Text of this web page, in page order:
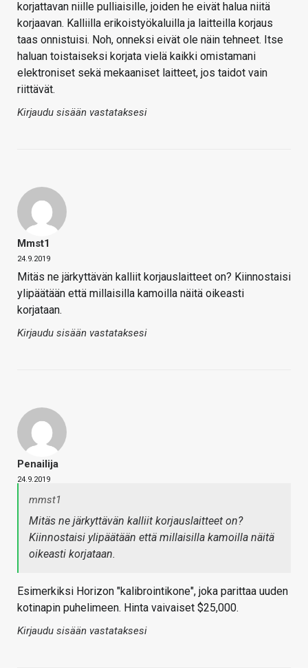
korjattavan niille pulliaisille, joiden he eivät halua niitä
korjaavan. Kalliilla erikoistyökaluilla ja laitteilla korjaus
taas onnistuisi. Noh, onneksi eivät ole näin tehneet. Itse
haluan toistaiseksi korjata vielä kaikki omistamani
elektroniset sekä mekaaniset laitteet, jos taidot vain
riittävät.
Kirjaudu sisään vastataksesi
Mmst1
24.9.2019
Mitäs ne järkyttävän kalliit korjauslaitteet on? Kiinnostaisi
ylipäätään että millaisilla kamoilla näitä oikeasti
korjataan.
Kirjaudu sisään vastataksesi
Penailija
24.9.2019
mmst1
Mitäs ne järkyttävän kalliit korjauslaitteet on?
Kiinnostaisi ylipäätään että millaisilla kamoilla näitä
oikeasti korjataan.
Esimerkiksi Horizon "kalibrointikone", joka parittaa uuden
kotinapin puhelimeen. Hinta vaivaiset $25,000.
Kirjaudu sisään vastataksesi